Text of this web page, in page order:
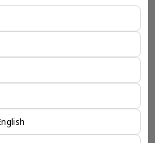
，这是一家总部位于香港的全球
场，约占全球GDP的72%。
将客户与全球市场的机遇联系起
供服务。
限公司 >